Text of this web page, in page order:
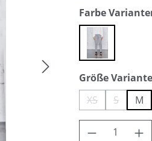
Farbe
grey mel
Größe
XS(Diese Option
S(Diese
M
Produkt